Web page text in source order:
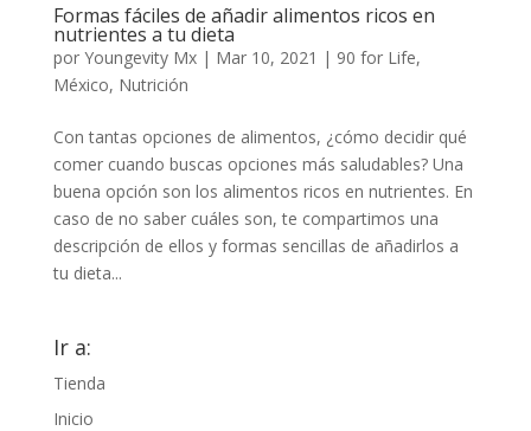
Formas fáciles de añadir alimentos ricos en
nutrientes a tu dieta
por Youngevity Mx| Mar 10, 2021 | 90 for Life,
México, Nutrición
Con tantas opciones de alimentos, ¿cómo decidir qué
comer cuando buscas opciones más saludables? Una
buena opción son los alimentos ricos en nutrientes. En
caso de no saber cuáles son, te compartimos una
descripción de ellos y formas sencillas de añadirlos a
tu dieta...
Ir a:
Tienda
Inicio